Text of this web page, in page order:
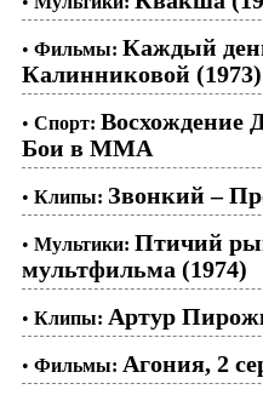
• Фильмы: Каждый
Калинниковой (1973)
• Спорт: Восхождение
Бои в ММА
• Клипы: Звонкий –
• Мультики: Птичий
мультфильма (1974)
• Клипы: Артур
• Фильмы: Агония, 2